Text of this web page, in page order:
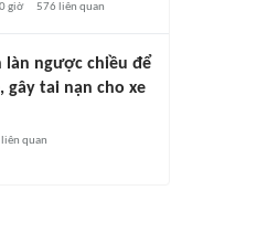
giờ 576 liên quan
làn ngược chiều để
gây tai nạn cho xe
liên quan